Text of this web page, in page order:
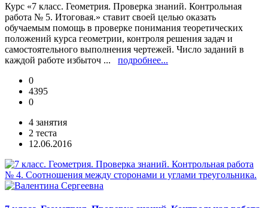
Курс «7 класс. Геометрия. Проверка знаний. Контрольная
работа № 5. Итоговая.» ставит своей целью оказать
обучаемым помощь в проверке понимания теоретических
положений курса геометрии, контроля решения задач и
самостоятельного выполнения чертежей. Число заданий в
каждой работе избыточ ... подробнее...
0
4395
0
4 занятия
2 теста
12.06.2016